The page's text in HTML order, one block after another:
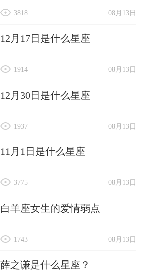
08月13日
3818
12月17日是什么星座
08月13日
1914
12月30日是什么星座
08月13日
1937
11月1日是什么星座
08月13日
3775
白羊座女生的爱情弱点
08月13日
1743
薛之谦是什么星座？